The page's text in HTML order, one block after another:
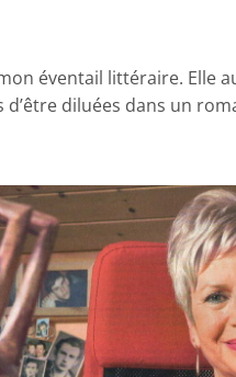
éventail littéraire. Elle
diluées dans un